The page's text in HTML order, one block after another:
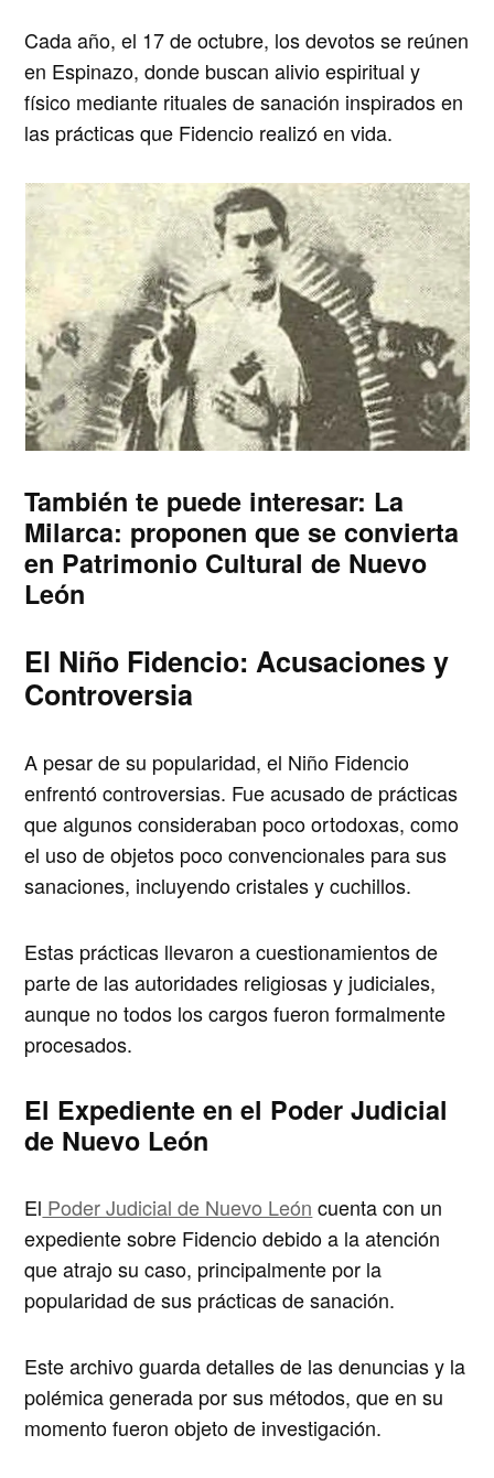
Cada año, el 17 de octubre, los devotos se reúnen
en Espinazo, donde buscan alivio espiritual y
físico mediante rituales de sanación inspirados en
las prácticas que Fidencio realizó en vida.
También te puede interesar: La
Milarca: proponen que se convierta
en Patrimonio Cultural de Nuevo
León
El Niño Fidencio: Acusaciones y
Controversia
A pesar de su popularidad, el Niño Fidencio
enfrentó controversias. Fue acusado de prácticas
que algunos consideraban poco ortodoxas, como
el uso de objetos poco convencionales para sus
sanaciones, incluyendo cristales y cuchillos.
Estas prácticas llevaron a cuestionamientos de
parte de las autoridades religiosas y judiciales,
aunque no todos los cargos fueron formalmente
procesados.
El Expediente en el Poder Judicial
de Nuevo León
El Poder Judicial de Nuevo León cuenta con un
expediente sobre Fidencio debido a la atención
que atrajo su caso, principalmente por la
popularidad de sus prácticas de sanación.
Este archivo guarda detalles de las denuncias y la
polémica generada por sus métodos, que en su
momento fueron objeto de investigación.